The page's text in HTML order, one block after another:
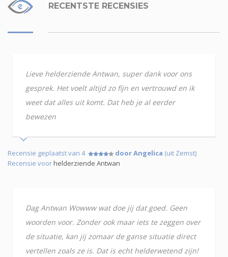
RECENTSTE RECENSIES
Lieve helderziende Antwan, super dank voor ons
gesprek. Het voelt altijd zo fijn en vertrouwd en ik
weet dat alles uit komt. Dat heb je al eerder
bewezen
Recensie geplaatst van 4 door Angelica (uit Zemst)
Recensie voorhelderziende Antwan
Dag Antwan Wowww wat doe jij dat goed. Geen
woorden voor. Zonder ook maar iets te zeggen over
de situatie, kan jij zomaar de ganse situatie direct
vertellen zoals ze is. Dat is echt helderwetend zijn!